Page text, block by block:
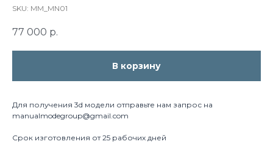
SKU: MM_MN01
77 000 р.
В корзину
Для получения 3d модели отправьте нам запрос на
manualmodegroup@gmail.com
Срок изготовления от 25 рабочих дней